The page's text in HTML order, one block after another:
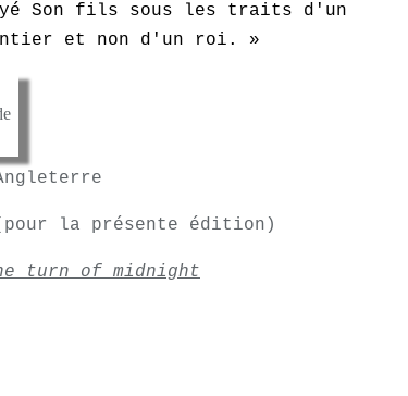
Son fils sous les traits d'un
et non d'un roi. »
la présente édition)
turn of midnight